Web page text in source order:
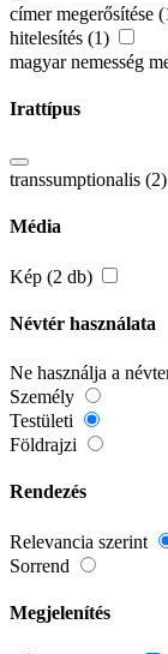
címer megerősítése
hitelesítés (1)
magyar nemesség
Irattípus
transsumptionalis (2)
Média
Kép (2 db)
Névtér használata
Ne használja a
Személy
Testületi
Földrajzi
Rendezés
Relevancia szerint
Sorrend
Megjelenítés